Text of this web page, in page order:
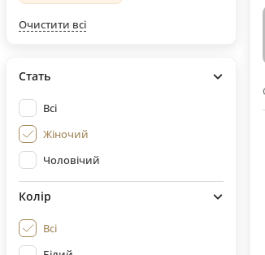
Очистити всі
Стать
Всі
Жіночий
Чоловічий
Колір
Всі